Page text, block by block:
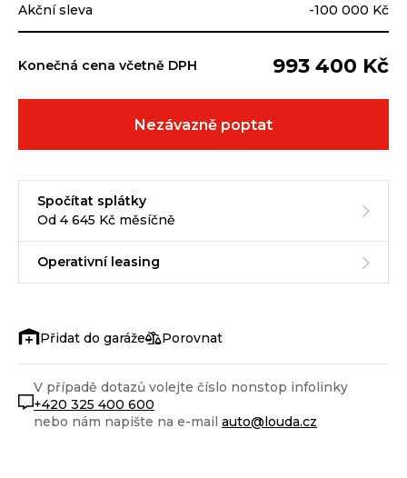
Akční sleva
-100 000 Kč
Konečná cena včetně DPH 993 400 Kč
Nezávazně poptat
Spočítat splátky
Od 4 645 Kč měsíčně
Operativní leasing
Porovnat
V případě dotazů volejte číslo nonstop infolinky
+420 325 400 600
nebo nám napište na e-mail auto@louda.cz